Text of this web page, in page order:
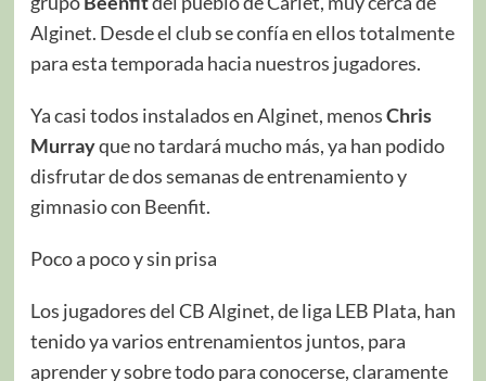
Alginet. Desde el club se confía en ellos totalmente
para esta temporada hacia nuestros jugadores.
Ya casi todos instalados en Alginet, menosChris
Murrayque no tardará mucho más, ya han podido
disfrutar de dos semanas de entrenamiento y
gimnasio con Beenfit.
Poco a poco y sin prisa
Los jugadores del CB Alginet, de liga LEB Plata, han
tenido ya varios entrenamientos juntos, para
aprender y sobre todo para conocerse, claramente